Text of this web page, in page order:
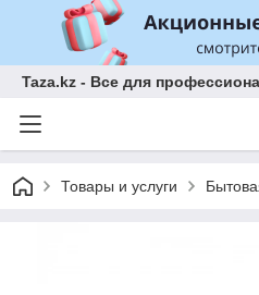
Taza.kz - Все для
Товары и услуги